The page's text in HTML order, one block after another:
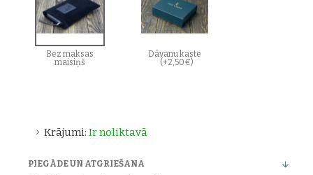
Krājumi: Ir noliktavā
Bez maksas
maisiņš
Dāvanu kaste
(+2,50€)
PIEGĀDE UN ATGRIEŠANA